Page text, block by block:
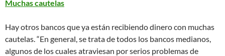
Muchas cautelas
Hay otros bancos que ya están recibiendo dinero con muchas
cautelas. “En general, se trata de todos los bancos medianos,
algunos de los cuales atraviesan por serios problemas de